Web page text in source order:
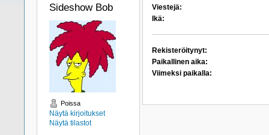
Sideshow Bob
Poissa
Näytä kirjoitukset
Näytä tilastot
Viestejä:
Ikä:
Rekisteröitynyt:
Paikallinen aika:
Viimeksi paikalla: